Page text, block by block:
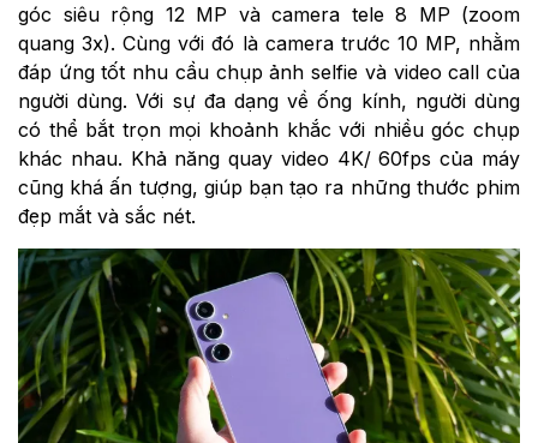
góc siêu rộng 12 MP và camera tele 8 MP (zoom
quang 3x). Cùng với đó là camera trước 10 MP, nhằm
đáp ứng tốt nhu cầu chụp ảnh selfie và video call của
người dùng. Với sự đa dạng về ống kính, người dùng
có thể bắt trọn mọi khoảnh khắc với nhiều góc chụp
khác nhau. Khả năng quay video 4K/ 60fps của máy
cũng khá ấn tượng, giúp bạn tạo ra những thước phim
đẹp mắt và sắc nét.